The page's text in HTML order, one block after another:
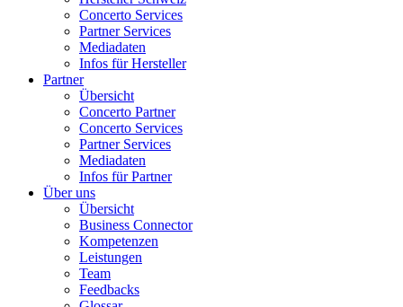
Concerto Services
Partner Services
Mediadaten
Infos für Hersteller
Partner
Übersicht
Concerto Partner
Concerto Services
Partner Services
Mediadaten
Infos für Partner
Über uns
Übersicht
Business Connector
Kompetenzen
Leistungen
Team
Feedbacks